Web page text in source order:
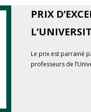
PRIX
Le prix est parrainé
professeurs de